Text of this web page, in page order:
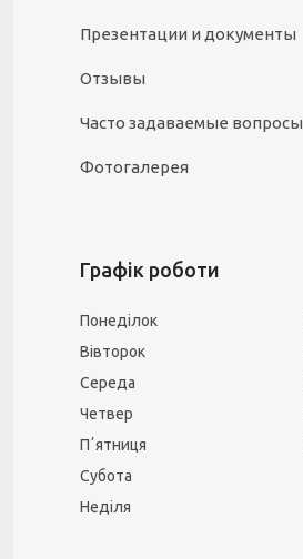
Презентации и документы
Отзывы
Часто задаваемые вопросы
Фотогалерея
Графік роботи
Понеділок
Вівторок
Середа
Четвер
Пʼятниця
Субота
Неділя